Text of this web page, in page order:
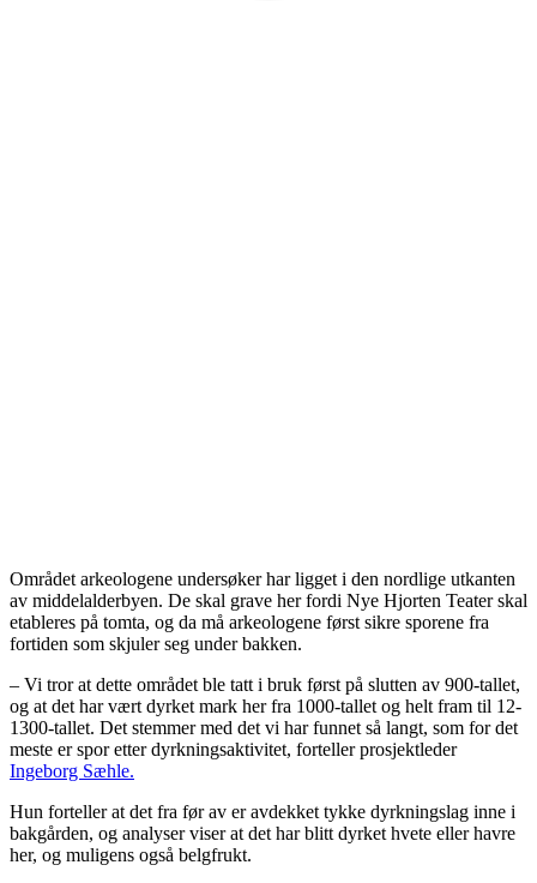
Området arkeologene undersøker har ligget i den nordlige utkanten
av middelalderbyen. De skal grave her fordi Nye Hjorten Teater skal
etableres på tomta, og da må arkeologene først sikre sporene fra
fortiden som skjuler seg under bakken.
– Vi tror at dette området ble tatt i bruk først på slutten av 900-tallet,
og at det har vært dyrket mark her fra 1000-tallet og helt fram til 12-
1300-tallet. Det stemmer med det vi har funnet så langt, som for det
meste er spor etter dyrkningsaktivitet, forteller prosjektleder
Ingeborg Sæhle.
Hun forteller at det fra før av er avdekket tykke dyrkningslag inne i
bakgården, og analyser viser at det har blitt dyrket hvete eller havre
her, og muligens også belgfrukt.